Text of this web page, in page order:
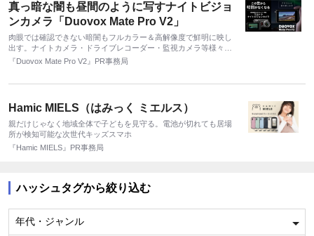
真っ暗な闇も昼間のように写すナイトビジョ
ンカメラ「Duovox Mate Pro V2」
肉眼では確認できない暗闇もフルカラー＆高解像度で鮮明に映し
出す。ナイトカメラ・ドライブレコーダー・監視カメラ等様々な
用途に活躍
『Duovox Mate Pro V2』PR事務局
Hamic MIELS（はみっく ミエルス）
親だけじゃなく地域全体で子どもを見守る。電池が切れても居場
所が検知可能な次世代キッズスマホ
『Hamic MIELS』PR事務局
ハッシュタグから絞り込む
年代・ジャンル